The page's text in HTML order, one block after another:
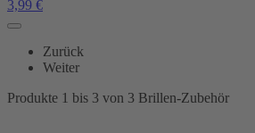
3,99 €
Zurück
Weiter
Produkte 1 bis 3 von 3 Brillen-Zubehör